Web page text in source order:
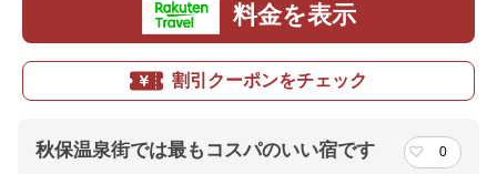
料金を表示
割引クーポンをチェック
秋保温泉街では最もコスパのいい宿です 0